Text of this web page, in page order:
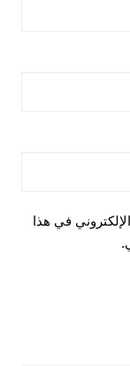
في هذا